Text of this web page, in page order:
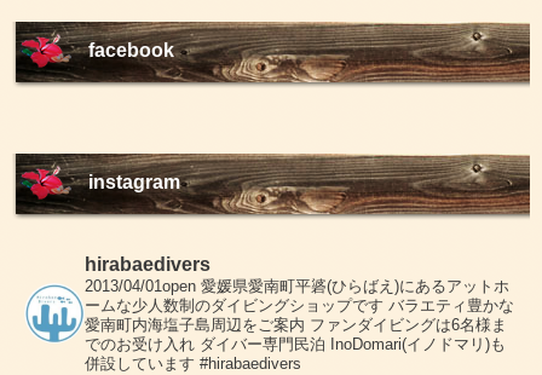
facebook
instagram
hirabaedivers
2013/04/01open 愛媛県愛南町平碆(ひらばえ)にあるアットホ
ームな少人数制のダイビングショップです バラエティ豊かな
愛南町内海塩子島周辺をご案内 ファンダイビングは6名様ま
でのお受け入れ ダイバー専門民泊 InoDomari(イノドマリ)も
併設しています #hirabaedivers